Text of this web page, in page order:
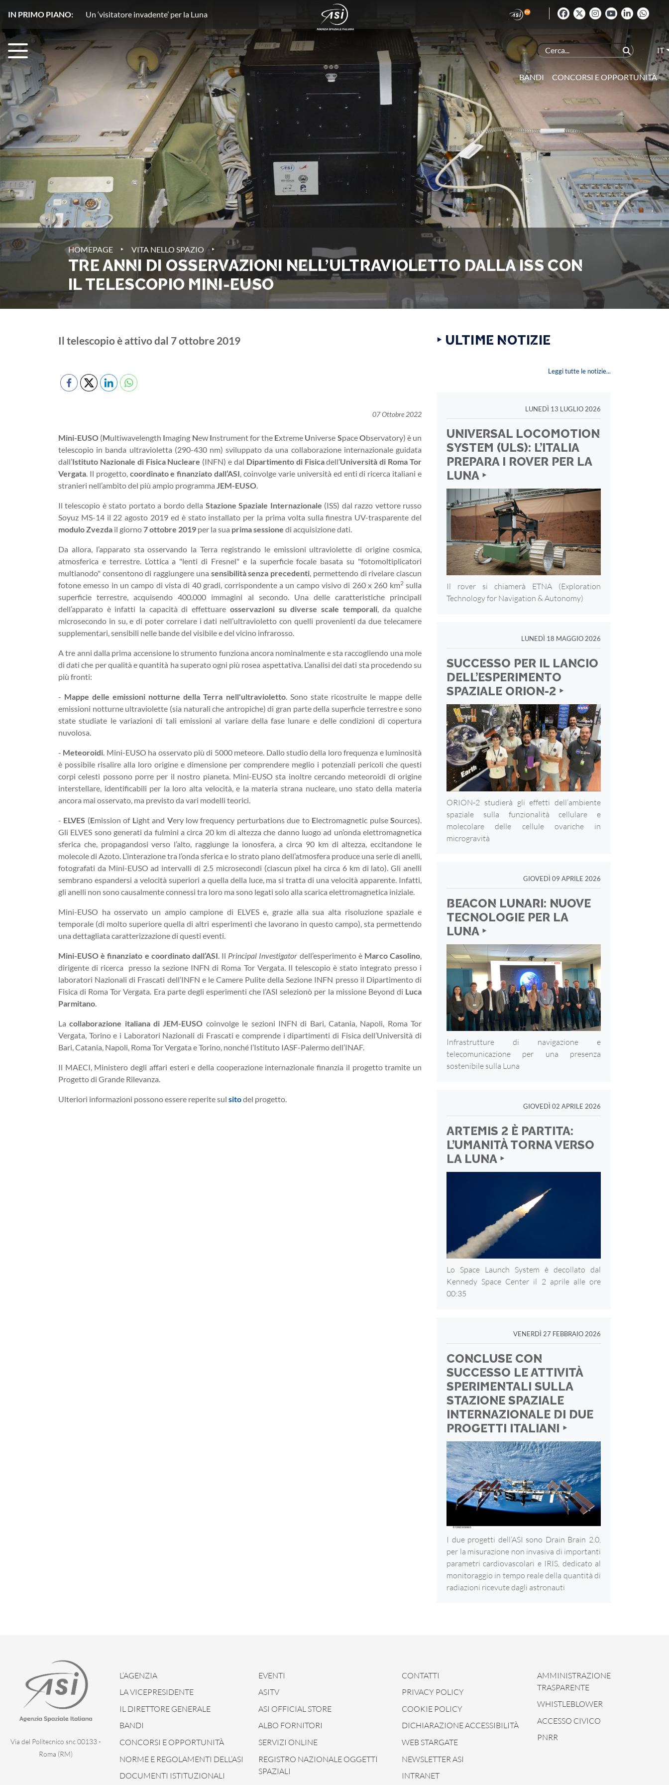
IN PRIMO PIANO: Un copilota ‘stellare’ rivoluziona l’osservazione del cosmo
IT
BANDI CONCORSI E OPPORTUNITÀ
HOMEPAGE ‣ VITA NELLO SPAZIO ‣
TRE ANNI DI OSSERVAZIONI NELL’ULTRAVIOLETTO DALLA ISS CON
IL TELESCOPIO MINI-EUSO
Il telescopio è attivo dal 7 ottobre 2019
07 Ottobre 2022
Mini-EUSO (Multiwavelength Imaging New Instrument for the Extreme Universe SpaceObservatory) è un
telescopio in banda ultravioletta (290-430 nm) sviluppato da una collaborazione internazionale guidata
dall’Istituto Nazionale di Fisica Nucleare (INFN) e dal Dipartimento di Fisicadell’Università di Roma Tor
Vergata. Il progetto, coordinato e finanziato dall’ASI, coinvolge varie università ed enti di ricerca italiani e
stranieri nell’ambito del più ampio programma JEM-EUSO.
Il telescopio è stato portato a bordo della Stazione Spaziale Internazionale (ISS) dal razzo vettore russo
Soyuz MS-14 il 22 agosto 2019 ed è stato installato per la prima volta sulla finestra UV-trasparente del
modulo Zvezda il giorno7 ottobre 2019 per la sua prima sessione di acquisizione dati.
Da allora, l’apparato sta osservando la Terra registrando le emissioni ultraviolette di origine cosmica,
atmosferica e terrestre. L’ottica a "lenti di Fresnel" e la superficie focale basata su "fotomoltiplicatori
multianodo" consentono di raggiungere una sensibilità senza precedenti, permettendo di rivelare ciascun
fotone emesso in un campo di vista di 40 gradi, corrispondente a un campo visivo di 260 x 260 km2sulla
superficie terrestre, acquisendo 400.000 immagini al secondo. Una delle caratteristiche principali
dell’apparato è infatti la capacità di effettuare osservazioni su diverse scale temporali, da qualche
microsecondo in su, e di poter correlare i dati nell’ultravioletto con quelli provenienti da due telecamere
supplementari, sensibili nelle bande del visibile e del vicino infrarosso.
A tre anni dalla prima accensione lo strumento funziona ancora nominalmente e sta raccogliendo una mole
di dati che per qualità e quantità ha superato ogni più rosea aspettativa. L’analisi dei dati sta procedendo su
più fronti:
- Mappe delle emissioni notturne della Terra nell'ultravioletto. Sono state ricostruite le mappe delle
emissioni notturne ultraviolette (sia naturali che antropiche) di gran parte della superficie terrestre e sono
state studiate le variazioni di tali emissioni al variare della fase lunare e delle condizioni di copertura
nuvolosa.
- Meteoroidi. Mini-EUSO ha osservato più di 5000 meteore. Dallo studio della loro frequenza e luminosità
è possibile risalire alla loro origine e dimensione per comprendere meglio i potenziali pericoli che questi
corpi celesti possono porre per il nostro pianeta. Mini-EUSO sta inoltre cercando meteoroidi di origine
interstellare, identificabili per la loro alta velocità, e la materia strana nucleare, uno stato della materia
ancora mai osservato, ma previsto da vari modelli teorici.
- ELVES (Emission of Light and Very low frequency perturbations due to Electromagnetic pulseSources).
Gli ELVES sono generati da fulmini a circa 20 km di altezza che danno luogo ad un’onda elettromagnetica
sferica che, propagandosi verso l’alto, raggiunge la ionosfera, a circa 90 km di altezza, eccitandone le
molecole di Azoto. L’interazione tra l’onda sferica e lo strato piano dell’atmosfera produce una serie di anelli,
fotografati da Mini-EUSO ad intervalli di 2.5 microsecondi (ciascun pixel ha circa 6 km di lato). Gli anelli
sembrano espandersi a velocità superiori a quella della luce, ma si tratta di una velocità apparente. Infatti,
gli anelli non sono causalmente connessi tra loro ma sono legati solo alla scarica elettromagnetica iniziale.
Mini-EUSO ha osservato un ampio campione di ELVES e, grazie alla sua alta risoluzione spaziale e
temporale (di molto superiore quella di altri esperimenti che lavorano in questo campo), sta permettendo
una dettagliata caratterizzazione di questi eventi.
Mini-EUSO è finanziato e coordinato dall’ASI. Il Principal Investigator dell’esperimento è Marco Casolino,
dirigente di ricerca presso la sezione INFN di Roma Tor Vergata. Il telescopio è stato integrato presso i
laboratori Nazionali di Frascati dell’INFN e le Camere Pulite della Sezione INFN presso il Dipartimento di
Fisica di Roma Tor Vergata. Era parte degli esperimenti che l’ASI selezionò per la missione Beyond di Luca
Parmitano.
Lacollaborazione italiana di JEM-EUSO coinvolge le sezioni INFN di Bari, Catania, Napoli, Roma Tor
Vergata, Torino e i Laboratori Nazionali di Frascati e comprende i dipartimenti di Fisica dell’Università di
Bari, Catania, Napoli, Roma Tor Vergata e Torino, nonché l’Istituto IASF-Palermo dell’INAF.
Il MAECI, Ministero degli affari esteri e della cooperazione internazionale finanzia il progetto tramite un
Progetto di Grande Rilevanza.
Ulteriori informazioni possono essere reperite sul sitodel progetto.
‣ ULTIME NOTIZIE
Leggi tutte le notizie...
LUNEDÌ 13 LUGLIO 2026
UNIVERSAL LOCOMOTION
SYSTEM (ULS): L’ITALIA
PREPARA I ROVER PER LA
LUNA ‣
Il rover si chiamerà ETNA (Exploration
Technology for Navigation & Autonomy)
LUNEDÌ 18 MAGGIO 2026
SUCCESSO PER IL LANCIO
DELL’ESPERIMENTO
SPAZIALE ORION-2 ‣
ORION-2 studierà gli effetti dell’ambiente
spaziale sulla funzionalità cellulare e
molecolare delle cellule ovariche in
microgravità
GIOVEDÌ 09 APRILE 2026
BEACON LUNARI: NUOVE
TECNOLOGIE PER LA
LUNA ‣
Infrastrutture di navigazione e
telecomunicazione per una presenza
sostenibile sulla Luna
GIOVEDÌ 02 APRILE 2026
ARTEMIS 2 È PARTITA:
L’UMANITÀ TORNA VERSO
LA LUNA ‣
Lo Space Launch System è decollato dal
Kennedy Space Center il 2 aprile alle ore
00:35
VENERDÌ 27 FEBBRAIO 2026
CONCLUSE CON
SUCCESSO LE ATTIVITÀ
SPERIMENTALI SULLA
STAZIONE SPAZIALE
INTERNAZIONALE DI DUE
PROGETTI ITALIANI ‣
I due progetti dell’ASI sono Drain Brain 2.0,
per la misurazione non invasiva di importanti
parametri cardiovascolari e IRIS, dedicato al
monitoraggio in tempo reale della quantità di
radiazioni ricevute dagli astronauti
Via del Politecnico snc 00133 -
Roma (RM)
L’AGENZIA
LA VICEPRESIDENTE
IL DIRETTORE GENERALE
BANDI
CONCORSI E OPPORTUNITÀ
NORME E REGOLAMENTI DELL’ASI
DOCUMENTI ISTITUZIONALI
EVENTI
ASITV
ASI OFFICIAL STORE
ALBO FORNITORI
SERVIZI ONLINE
REGISTRO NAZIONALE OGGETTI
SPAZIALI
CONTATTI
PRIVACY POLICY
COOKIE POLICY
DICHIARAZIONE ACCESSIBILITÀ
WEB STARGATE
NEWSLETTER ASI
INTRANET
AMMINISTRAZIONE
TRASPARENTE
WHISTLEBLOWER
ACCESSO CIVICO
PNRR